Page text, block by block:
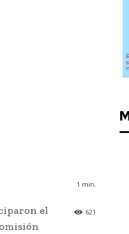
1 min.
621
el